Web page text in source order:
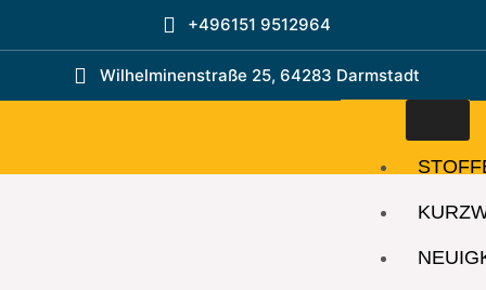
Inhalt
+496151 9512964
Wilhelminenstraße 25, 64283 Darmstadt